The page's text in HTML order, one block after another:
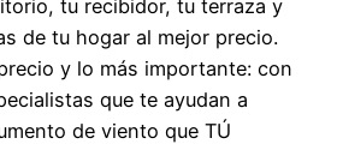
tu recibidor, tu terraza y
de tu hogar al mejor precio.
y lo más importante: con
que te ayudan a
de viento que TÚ